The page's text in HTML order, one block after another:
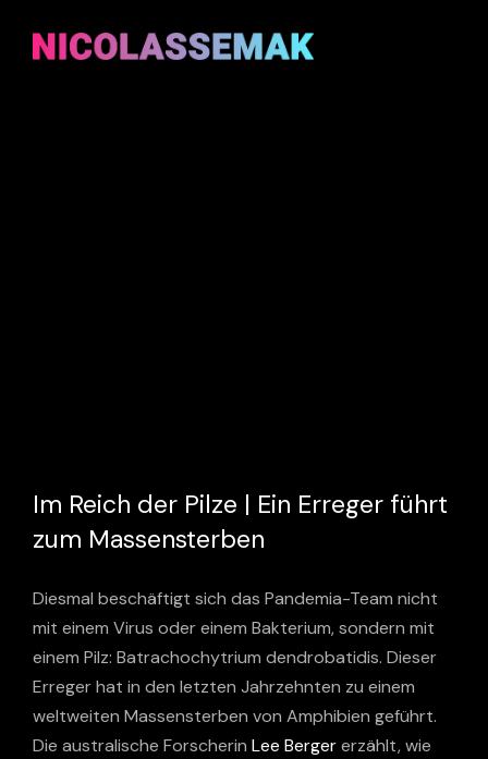
Im Reich der Pilze | Ein Erreger führt
zum Massensterben
Diesmal beschäftigt sich das Pandemia-Team nicht
mit einem Virus oder einem Bakterium, sondern mit
einem Pilz: Batrachochytrium dendrobatidis. Dieser
Erreger hat in den letzten Jahrzehnten zu einem
weltweiten Massensterben von Amphibien geführt.
Die australische Forscherin Lee Bergererzählt, wie